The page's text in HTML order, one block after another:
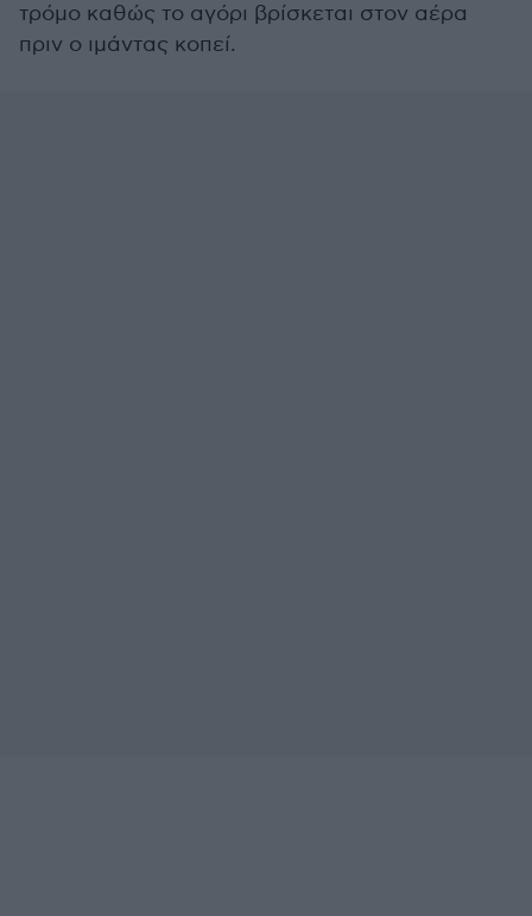
τρόμο καθώς το αγόρι βρίσκεται στον αέρα
πριν ο ιμάντας κοπεί.